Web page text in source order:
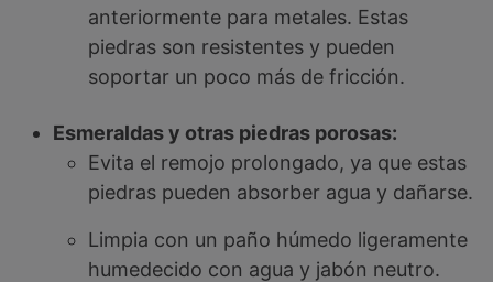
anteriormente para metales. Estas
piedras son resistentes y pueden
soportar un poco más de fricción.
Esmeraldas y otras piedras porosas:
Evita el remojo prolongado, ya que estas
piedras pueden absorber agua y dañarse.
Limpia con un paño húmedo ligeramente
humedecido con agua y jabón neutro.